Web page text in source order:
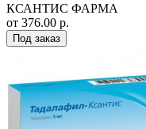
КСАНТИС ФАРМА
от 376.00 р.
Под заказ